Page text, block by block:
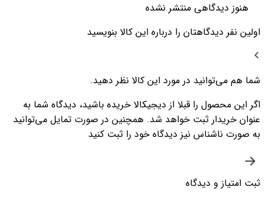
هنوز دیدگاهی منتشر نشده
اولین نفر دیدگاهتان را درباره این کالا بنویسید
شما هم می‌توانید در مورد این کالا نظر دهید.
اگر این محصول را قبلا از دیجیکالا خریده باشید، دیدگاه شما به
عنوان خریدار ثبت خواهد شد. همچنین در صورت تمایل می‌توانید
به صورت ناشناس نیز دیدگاه خود را ثبت کنید
ثبت امتیاز و دیدگاه